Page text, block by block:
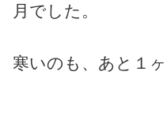
月でした。
寒いのも、あと１